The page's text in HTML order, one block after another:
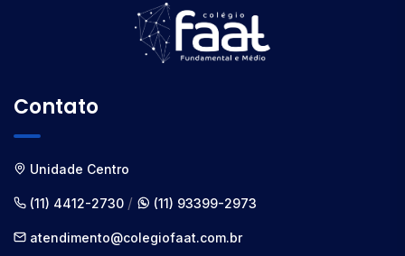
Contato
Unidade Centro
(11) 4412-2730 / (11) 93399-2973
atendimento@colegiofaat.com.br